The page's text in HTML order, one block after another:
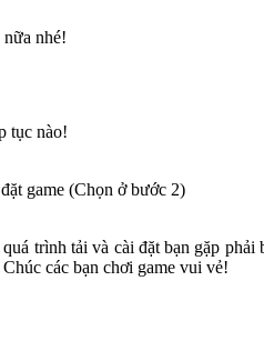
nhé!
tục nào!
game (Chọn ở bước 2)
trình tải và cài đặt bạn gặp phải
các bạn chơi game vui vẻ!